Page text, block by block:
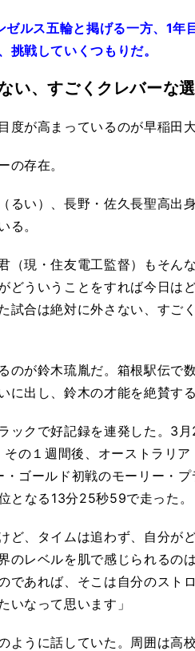
ルス五輪と掲げる一方、1年
戦していくつもりだ。
い、すごくクレバーな選
が高まっているのが早稲田大
存在。
い）、長野・佐久長聖高出
る。
（現・住友電工監督）もそん
ういうことをすれば今日は
試合は絶対に外さない、すご
が鈴木琉胤だ。箱根駅伝で
出し、鈴木の才能を絶賛する
ックで好記録を連発した。3
の１週間後、オーストラリ
ゴールド初戦のモーリー・
となる13分25秒59で走った。
ど、タイムは追わず、自分が
のレベルを肌で感じられるの
であれば、そこは自分のスト
いなって思います」
うに話していた。周囲は高